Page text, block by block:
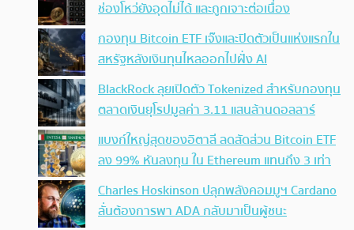
ช่องโหว่ยังอุดไม่ได้ และถูกเจาะต่อเนื่อง
กองทุน Bitcoin ETF เจ๊งและปิดตัวเป็นแห่งแรกใน
สหรัฐหลังเงินทุนไหลออกไปฝั่ง AI
BlackRock ลุยเปิดตัว Tokenized สำหรับกองทุน
ตลาดเงินยุโรปมูลค่า 3.11 แสนล้านดอลลาร์
แบงก์ใหญ่สุดของอิตาลี ลดสัดส่วน Bitcoin ETF
ลง 99% หันลงทุน ใน Ethereum แทนถึง 3 เท่า
Charles Hoskinson ปลุกพลังคอมมูฯ Cardano
ลั่นต้องการพา ADA กลับมาเป็นผู้ชนะ